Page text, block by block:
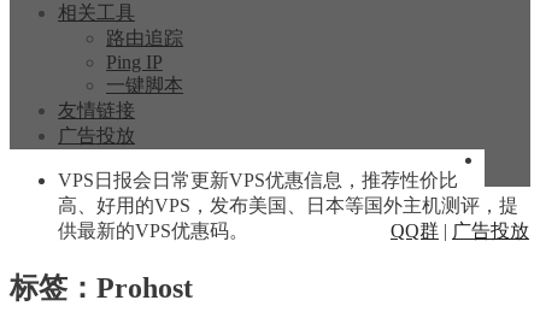
相关工具
路由追踪
Ping IP
一键脚本
友情链接
广告投放
VPS日报会日常更新VPS优惠信息，推荐性价比
高、好用的VPS，发布美国、日本等国外主机测评，提
供最新的VPS优惠码。
QQ群 | 广告投放
标签：Prohost